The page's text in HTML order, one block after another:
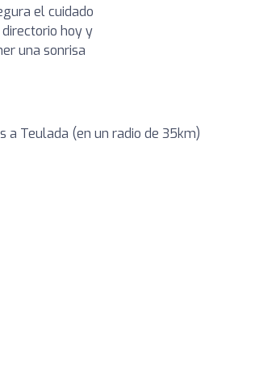
el cuidado
hoy y
una sonrisa
a Teulada (en un radio de 35km)